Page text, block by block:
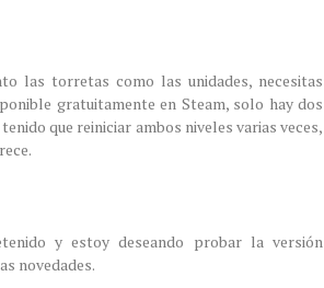
las torretas como las unidades, necesitas
gratuitamente en Steam, solo hay dos
que reiniciar ambos niveles varias veces,
y estoy deseando probar la versión
novedades.